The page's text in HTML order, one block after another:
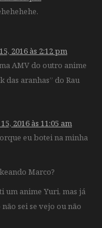
2016 às 2:12 pm
AMV do outro anime
das aranhas” do Rau
2016 às 11:05 am
eu botei na minha
Marco?
um anime Yuri, mas já
sei se vejo ou não